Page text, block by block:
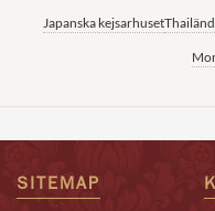
Japanska kejsarhuset
SITEMAP